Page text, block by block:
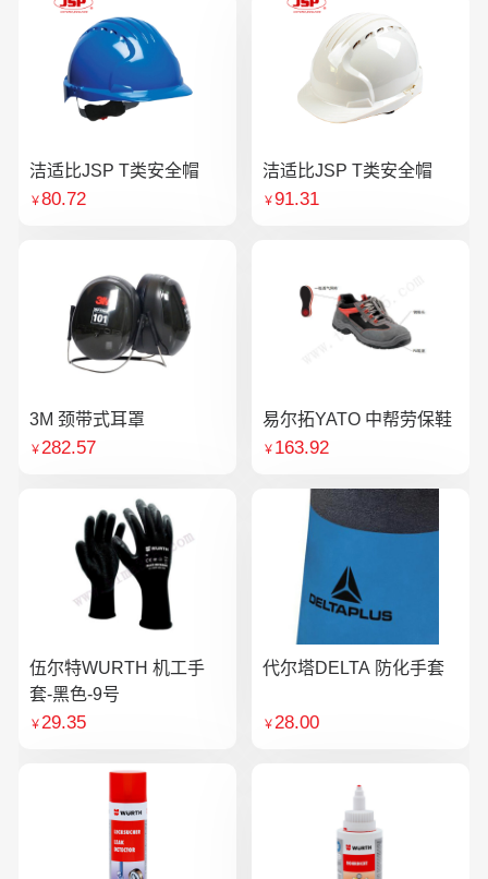
洁适比JSP T类安全帽
￥80.72
洁适比JSP T类安全帽
￥91.31
3M 颈带式耳罩
￥282.57
易尔拓YATO 中帮劳保鞋
￥ 163.92
伍尔特WURTH 机工手
套-黑色-9号
￥29.35
代尔塔DELTA 防化手套
￥28.00